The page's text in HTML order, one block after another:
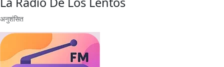
अनुशंसित